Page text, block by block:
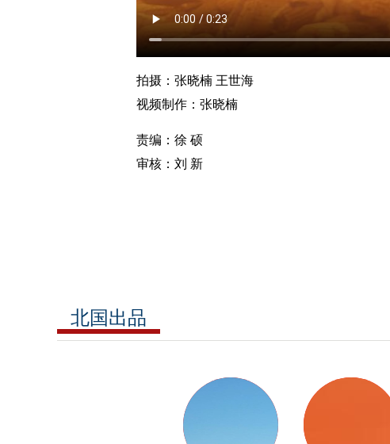
拍摄：张晓楠 王世海
视频制作：张晓楠
责编：徐 硕
审核：刘 新
北国出品